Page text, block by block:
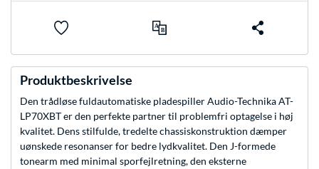
Produktbeskrivelse
Den trådløse fuldautomatiske pladespiller Audio-Technika AT-
LP70XBT er den perfekte partner til problemfri optagelse i høj
kvalitet. Dens stilfulde, tredelte chassiskonstruktion dæmper
uønskede resonanser for bedre lydkvalitet. Den J-formede
tonearm med minimal sporfejlretning, den eksterne